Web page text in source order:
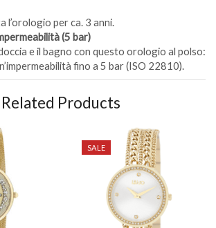
l’orologio per ca. 3 anni.
(5 bar)
e il bagno con questo orologio al polso:
fino a 5 bar (ISO 22810).
Related Products
SALE